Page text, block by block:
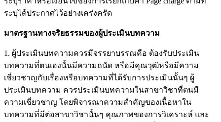
ระบุได้ประกาศไว้อย่างเคร่งครัด
มาตรฐานทางจริยธรรมของผู้ประเมินบทความ
1. ผู้ประเมินบทความควรมีจรรยาบรรณคือ ต้องรับประเมิน
บทความที่ตนเองนั้นมีความถนัด หรือมีคุณวุฒิหรือมีความ
เชี่ยวชาญกับเรื่องหรือบทความที่ได้รับการประเมินนั้นๆ ผู้
ประเมินบทความ ควรประเมินบทความในสาขาวิชาที่ตนมี
ความเชี่ยวชาญ โดยพิจารณาความสำคัญของเนื้อหาใน
บทความที่มีต่อสาขาวิชานั้นๆ คุณภาพของการวิเคราะห์ และ